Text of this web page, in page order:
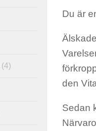
Du är
den
Sedan
(4)